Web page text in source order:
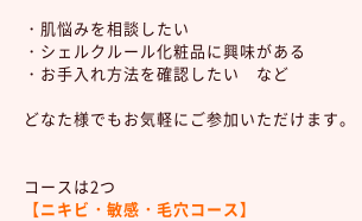
・肌悩みを相談したい
・シェルクルール化粧品に興味がある
・お手入れ方法を確認したい など
どなた様でもお気軽にご参加いただけます。
コースは2つ
【ニキビ・敏感・毛穴コース】